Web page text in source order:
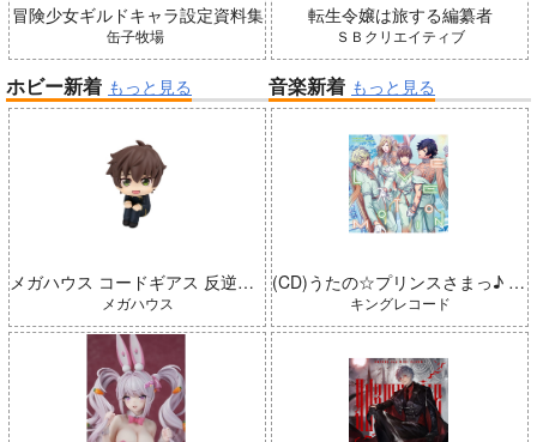
冒険少女ギルドキャラ設定資料集
缶子牧場
転生令嬢は旅する編纂者
ＳＢクリエイティブ
ホビー新着 もっと見る
メガハウス コードギアス 反逆のルルーシュ るかっぷ 枢木スザク 完成品
メガハウス
音楽新着 もっと見る
(CD)うたの☆プリンスさまっ♪ LIVE EMOTION 2nd Anniversary CD トキヤ・カミュ・瑛二・大和
キングレコード